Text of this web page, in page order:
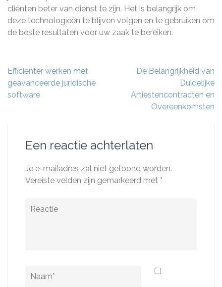
cliënten beter van dienst te zijn. Het is belangrijk om
deze technologieën te blijven volgen en te gebruiken om
de beste resultaten voor uw zaak te bereiken.
Berichtnavigatie
Efficiënter werken met
geavanceerde juridische
software
De Belangrijkheid van
Duidelijke
Artiestencontracten en
Overeenkomsten
Een reactie achterlaten
Je e-mailadres zal niet getoond worden.
Vereiste velden zijn gemarkeerd met *
Reactie
Naam